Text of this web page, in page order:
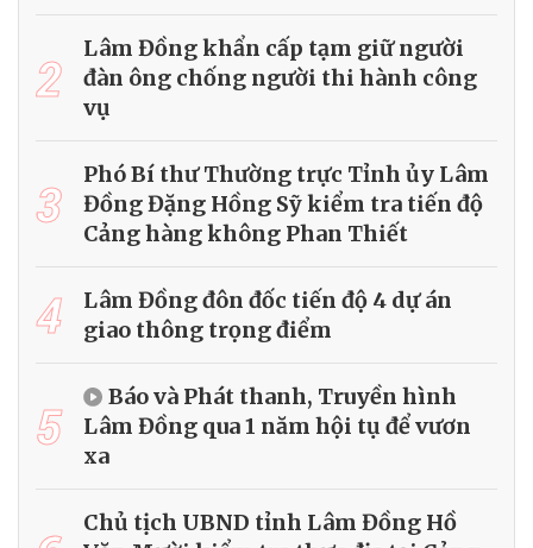
2
Lâm Đồng khẩn cấp tạm giữ người
đàn ông chống người thi hành công
vụ
3
Phó Bí thư Thường trực Tỉnh ủy Lâm
Đồng Đặng Hồng Sỹ kiểm tra tiến độ
Cảng hàng không Phan Thiết
4
Lâm Đồng đôn đốc tiến độ 4 dự án
giao thông trọng điểm
5
Báo và Phát thanh, Truyền hình
Lâm Đồng qua 1 năm hội tụ để vươn
xa
Chủ tịch UBND tỉnh Lâm Đồng Hồ